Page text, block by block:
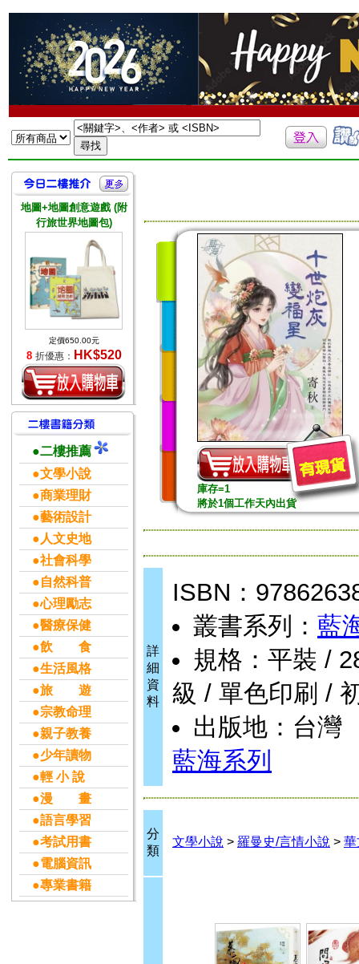
地圖+地圖創意遊戲 (附
行旅世界地圖包)
定價650.00元
8 折優惠： HK$520
●二樓推薦
●文學小說
●商業理財
●藝術設計
●人文史地
●社會科學
●自然科普
●心理勵志
●醫療保健
●飲 食
●生活風格
●旅 遊
●宗教命理
●親子教養
●少年讀物
●輕 小 說
●漫 畫
●語言學習
●考試用書
●電腦資訊
●專業書籍
庫存=1
將於1個工作天內出貨
詳
細
資
料
ISBN：
叢書系列： 藍
規格：平裝 /
級 / 單色印刷 /
出版地：台灣
藍海系列
分
類
文學小說 > 羅曼史/言情小說 > 華